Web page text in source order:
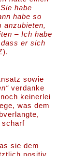
habe
habe so
anzubieten,
– Ich habe
er sich
sowie
verdanke
keinerlei
was dem
scharf
sie dem